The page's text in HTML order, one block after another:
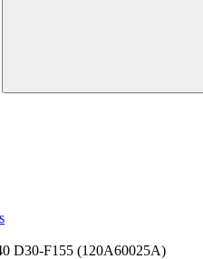
D30-F155 (120A60025A)